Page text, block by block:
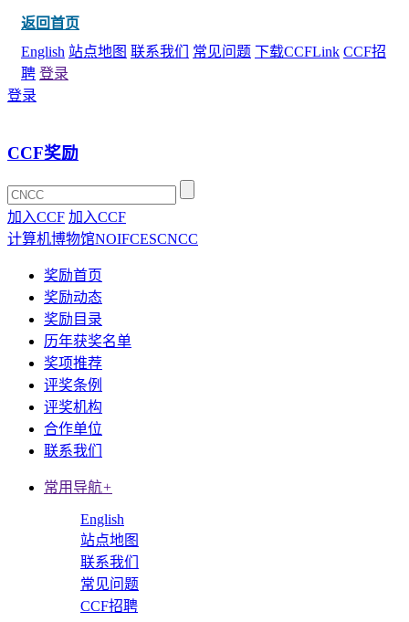
返回首页
English 站点地图 联系我们 常见问题 下载CCFLink CCF招
聘 登录
登录
CCF奖励
加入CCF 加入CCF
计算机博物馆NOIFCESCNCC
奖励首页
奖励动态
奖励目录
历年获奖名单
奖项推荐
评奖条例
评奖机构
合作单位
联系我们
常用导航+
English
站点地图
联系我们
常见问题
CCF招聘